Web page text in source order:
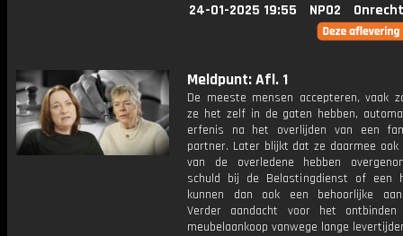
24-01-2025 19:55 NPO2
Meldpunt: Afl. 1
De meeste mensen accepteren, vaak
ze het zelf in de gaten hebben,
erfenis na het overlijden van een
partner. Later blijkt dat ze daarmee ook
van de overledene hebben
schuld bij de Belastingdienst of een
kunnen dan ook een behoorlijke
Verder aandacht voor het
meubelaankoop vanwege lange